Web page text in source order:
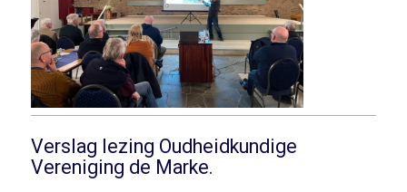
Verslag lezing Oudheidkundige
Vereniging de Marke.